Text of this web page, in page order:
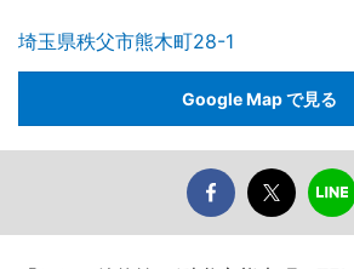
埼玉県秩父市熊木町28-1
Google Map で見る